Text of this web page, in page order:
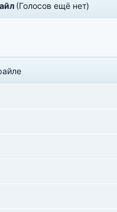
(Голосов ещё нет)